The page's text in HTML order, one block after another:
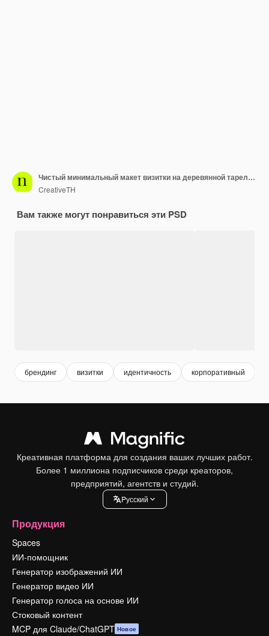
Чистый минимальный макет визитки на деревянной тарелке с листьями
CreativeTH
Вам также могут понравиться эти PSD
брендинг визитки идентичность корпоративный
Креативная платформа для создания ваших лучших работ.
Более 1 миллиона подписчиков среди креаторов,
предприятий, агентств и студий.
Pусский
Продукция
Spaces
ИИ-помощник
Генератор изображений ИИ
Генератор видео ИИ
Генератор голоса на основе ИИ
Стоковый контент
MCP для Claude/ChatGPT Новое